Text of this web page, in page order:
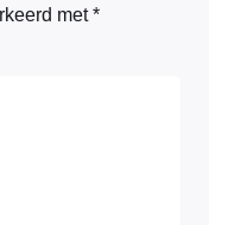
met*